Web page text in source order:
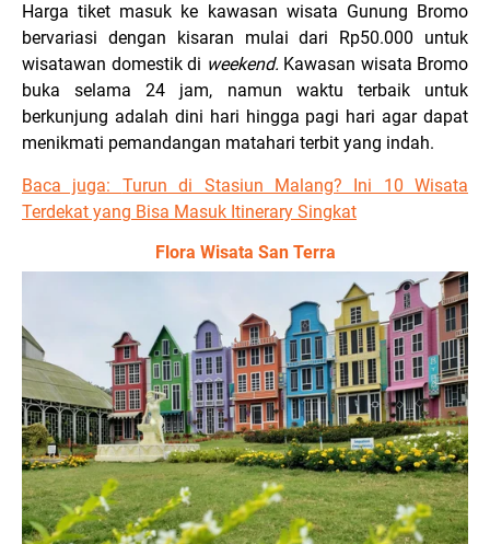
Harga tiket masuk ke kawasan wisata Gunung Bromo
bervariasi dengan kisaran mulai dari Rp50.000 untuk
wisatawan domestik di weekend. Kawasan wisata Bromo
buka selama 24 jam, namun waktu terbaik untuk
berkunjung adalah dini hari hingga pagi hari agar dapat
menikmati pemandangan matahari terbit yang indah.
Baca juga: Turun di Stasiun Malang? Ini 10 Wisata
Terdekat yang Bisa Masuk Itinerary Singkat
Flora Wisata San Terra